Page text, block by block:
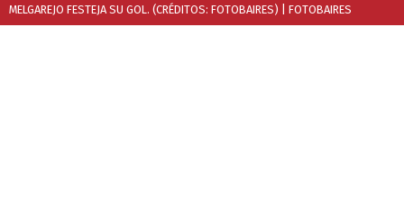
MELGAREJO FESTEJA SU GOL. (CRÉDITOS: FOTOBAIRES) | FOTOBAIRES